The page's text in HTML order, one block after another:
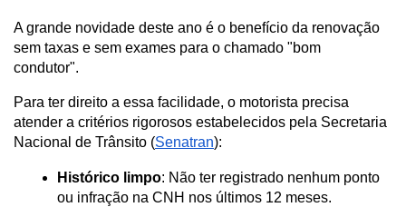
A grande novidade deste ano é o benefício da renovação
sem taxas e sem exames para o chamado "bom
condutor".
Para ter direito a essa facilidade, o motorista precisa
atender a critérios rigorosos estabelecidos pela Secretaria
Nacional de Trânsito (Senatran):
Histórico limpo: Não ter registrado nenhum ponto
ou infração na CNH nos últimos 12 meses.